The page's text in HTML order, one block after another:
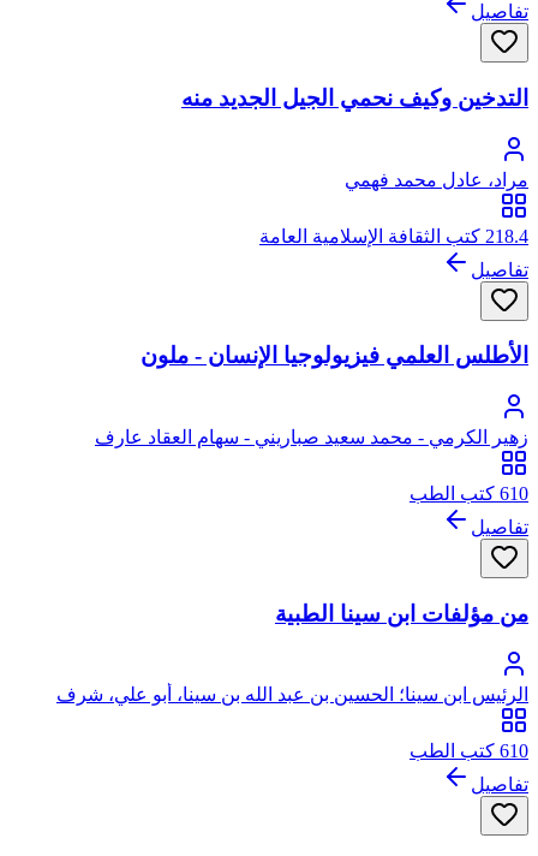
تفاصيل
التدخين وكيف نحمي الجيل الجديد منه
مراد، عادل محمد فهمي
218.4 كتب الثقافة الإسلامية العامة
تفاصيل
الأطلس العلمي فيزيولوجيا الإنسان - ملون
زهير الكرمي - محمد سعيد صباريني - سهام العقاد عارف
610 كتب الطب
تفاصيل
من مؤلفات ابن سينا الطبية
الرئيس ابن سينا؛ الحسين بن عبد الله بن سينا، أبو علي، شرف
الملك
610 كتب الطب
تفاصيل